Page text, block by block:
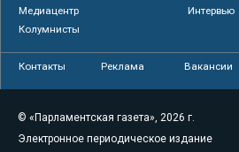
Медиацентр
Интервью
Колумнисты
Контакты Реклама Вакансии
© «Парламентская газета», 2026 г.
Электронное периодическое издание